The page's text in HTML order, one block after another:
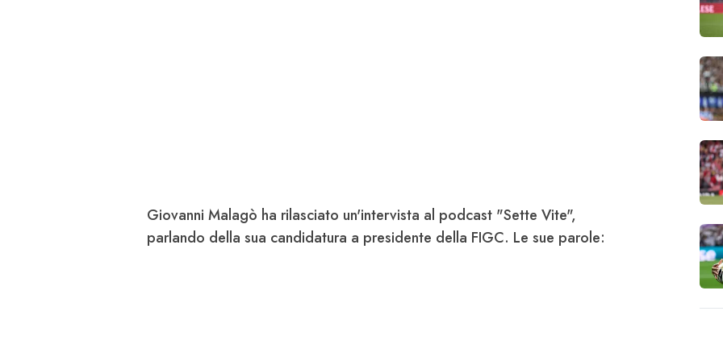
Giovanni Malagò ha rilasciato un'intervista al podcast "Sette Vite",
parlando della sua candidatura a presidente della FIGC. Le sue parole: